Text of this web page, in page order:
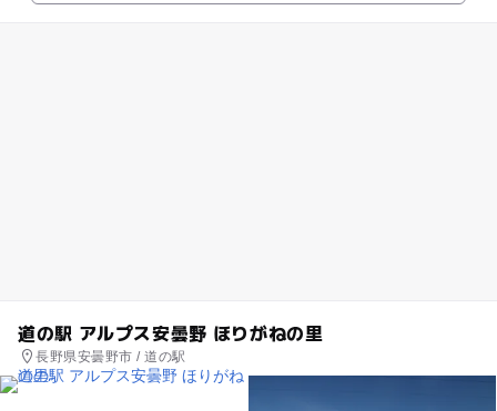
道の駅 アルプス安曇野 ほりがねの里
長野県安曇野市 / 道の駅